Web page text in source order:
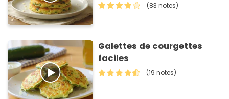
(83 notes)
Galettes de courgettes
faciles
(19 notes)